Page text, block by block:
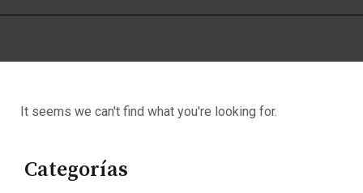
It seems we can't find what you're looking for.
Categorías